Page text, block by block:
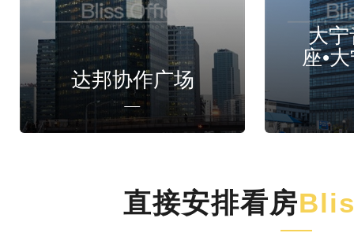
达邦协作广场
大
座•
直接安排看房